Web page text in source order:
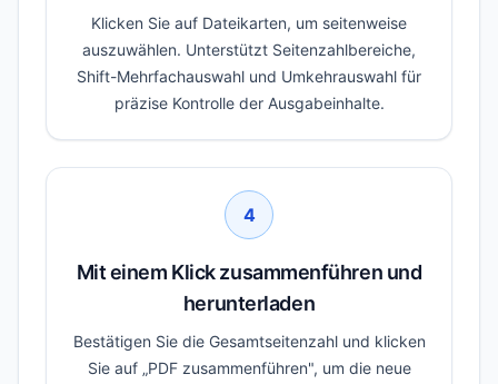
Klicken Sie auf Dateikarten, um seitenweise
auszuwählen. Unterstützt Seitenzahlbereiche,
Shift-Mehrfachauswahl und Umkehrauswahl für
präzise Kontrolle der Ausgabeinhalte.
4
Mit einem Klick zusammenführen und
herunterladen
Bestätigen Sie die Gesamtseitenzahl und klicken
Sie auf „PDF zusammenführen", um die neue